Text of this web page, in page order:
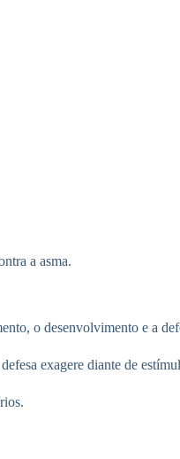
a asma.
o desenvolvimento e a
exagere diante de